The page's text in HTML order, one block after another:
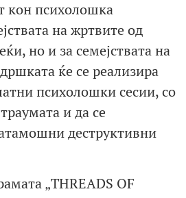
кон психолошка
на жртвите од
но и за семејствата на
ќе се реализира
психолошки сесии, со
и да се
деструктивни
„THREADS OF